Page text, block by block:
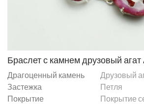
Браслет с камнем друзовый
Драгоценный камень
Друзовый
Застежка
Петля
Покрытие
Покрытие